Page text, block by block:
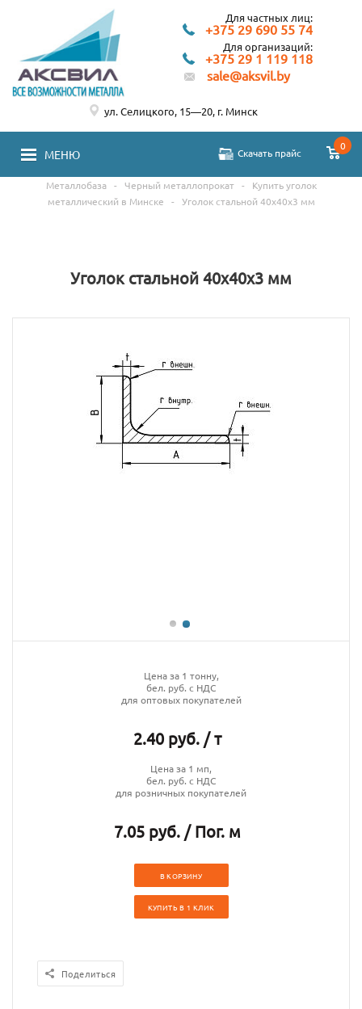
Для частных лиц:
+375 29 690 55 74
Для организаций:
+375 29 1 119 118
sale@aksvil.by
МЕНЮ Скачать прайс
0
ул. Селицкого, 15—20, г. Минск
Металлобаза - Черный металлопрокат -
Купить уголок
металлический в Минске
- Уголок стальной 40х40х3 мм
Уголок стальной 40х40х3 мм
Цена за 1 тонну,
бел. руб. с НДС
для оптовых покупателей
2.40 руб. / т
Цена за 1 мп,
бел. руб. с НДС
для розничных покупателей
7.05 руб. / Пог. м
В КОРЗИНУ
КУПИТЬ В 1 КЛИК
Поделиться